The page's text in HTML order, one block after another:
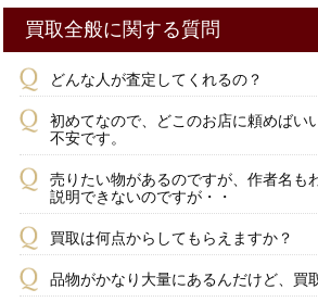
買取全般に関する質問
どんな人が査定してくれるの？
初めてなので、どこのお店に頼めばい
不安です。
売りたい物があるのですが、作者名も
説明できないのですが・・
買取は何点からしてもらえますか？
品物がかなり大量にあるんだけど、買